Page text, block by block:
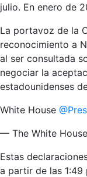
julio. En enero de
La portavoz de la
reconocimiento a
al ser consultada
negociar la
estadounidenses
White House
— The White
Estas
a partir de las 1:49